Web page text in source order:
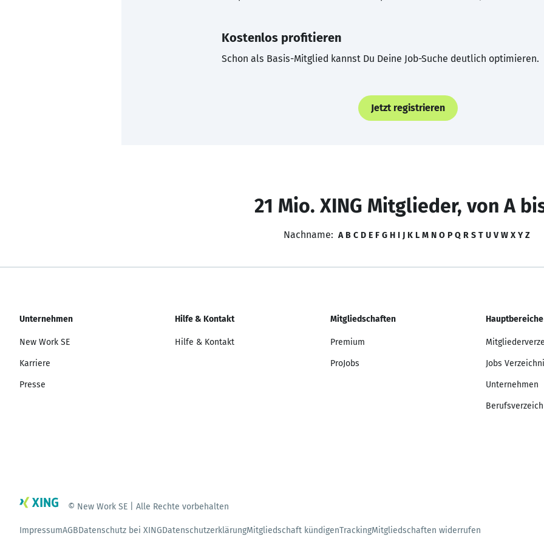
Kostenlos profitieren
Schon als Basis-Mitglied kannst Du Deine Job-Suche deutlich optimieren.
Jetzt registrieren
21 Mio. XING Mitglieder, von A
Nachname: A B C D E F G H I J K L M N O P Q R S T U V W X Y Z
Unternehmen
New Work SE
Karriere
Presse
Hilfe & Kontakt
Hilfe & Kontakt
Mitgliedschaften
Premium
ProJobs
Hauptbereiche
Jobs
Unternehmen
© New Work SE | Alle Rechte vorbehalten
ImpressumAGBDatenschutz bei XINGDatenschutzerklärungMitgliedschaft kündigenTrackingMitgliedschaften widerrufen